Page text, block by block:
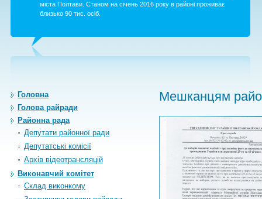
міста Полтави. Станом на січень 2016 року в районі проживає
близько 90 тис. осіб.
Головна
Голова райради
Районна рада
Депутати районної ради
Депутатські комісії
Архiв вiдеотрансляцiй
Виконавчий комітет
Склад виконкому
Мешканцям